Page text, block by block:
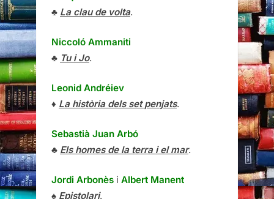
♣ La clau de volta.
Niccoló Ammaniti
♣ Tu i Jo.
Leonid Andréiev
♦ La història dels set penjats.
Sebastià Juan Arbó
♣ Els homes de la terra i el mar.
Jordi Arbonès i Albert Manent
♠ Epistolari.